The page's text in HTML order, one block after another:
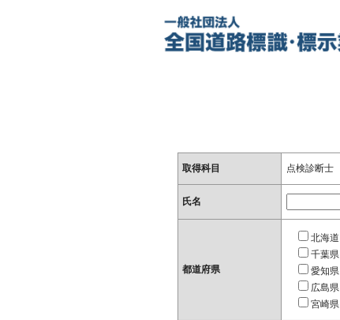
取得科目 点検診断士
氏名
都道府県
北海道
千葉県
愛知県
広島県
宮崎県